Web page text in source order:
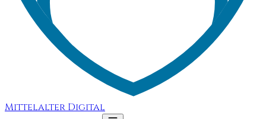
Mittelalter Digital